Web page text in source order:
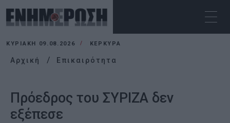
ΚΥΡΙΑΚΉ 09.08.2026 ΚΕΡΚΥΡΑ
Αρχική Επικαιρότητα
Πρόεδρος του ΣΥΡΙΖΑ δεν
εξέπεσε